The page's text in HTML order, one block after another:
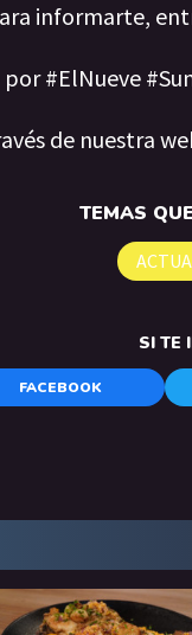
informarte,
por #ElNueve
de nuestra
TEMAS
SI TE
FACEBOOK